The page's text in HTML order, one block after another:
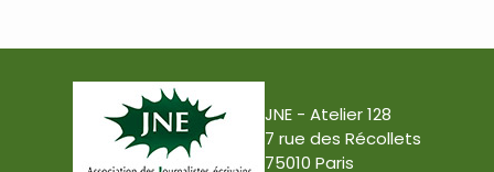
JNE - Atelier 128
7 rue des Récollets
75010 Paris